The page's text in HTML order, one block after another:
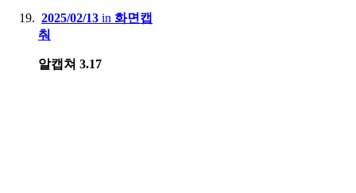
2025/02/13 in 화면캡
춰
알캡쳐 3.17